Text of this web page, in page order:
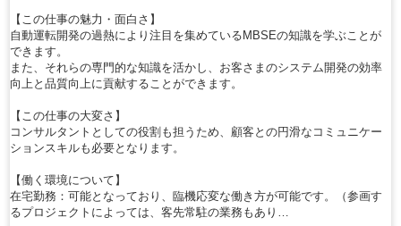
【この仕事の魅力・面白さ】
自動運転開発の過熱により注目を集めているMBSEの知識を学ぶことが
できます。
また、それらの専門的な知識を活かし、お客さまのシステム開発の効率
向上と品質向上に貢献することができます。
【この仕事の大変さ】
コンサルタントとしての役割も担うため、顧客との円滑なコミュニケー
ションスキルも必要となります。
【働く環境について】
在宅勤務：可能となっており、臨機応変な働き方が可能です。（参画す
るプロジェクトによっては、客先常駐の業務もあり…